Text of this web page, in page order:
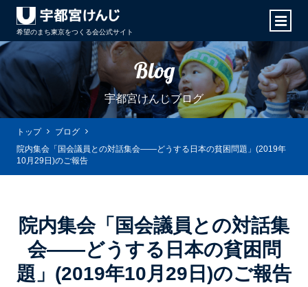
希望のまち東京をつくる会公式サイト
Blog
宇都宮けんじブログ
トップ
ブログ
院内集会「国会議員との対話集会――どうする日本の貧困問題」(2019年
10月29日)のご報告
院内集会「国会議員との対話集
会――どうする日本の貧困問
題」(2019年10月29日)のご報告